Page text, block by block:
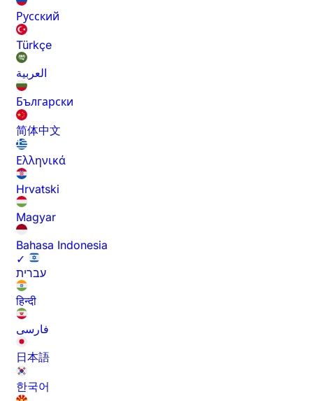
Русский
Türkçe
العربية
Български
简体中文
Ελληνικά
Hrvatski
Magyar
Bahasa Indonesia
✓
עברית
हिन्दी
فارسی
日本語
한국어